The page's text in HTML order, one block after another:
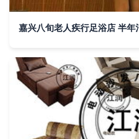
嘉兴八旬老人疾行足浴店 半年